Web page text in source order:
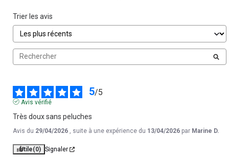
Trier les avis
5/5
Avis vérifié
Très doux sans peluches
Avis du 29/04/2026 , suite à une expérience du 13/04/2026 par Marine D.
Utile(0) Signaler